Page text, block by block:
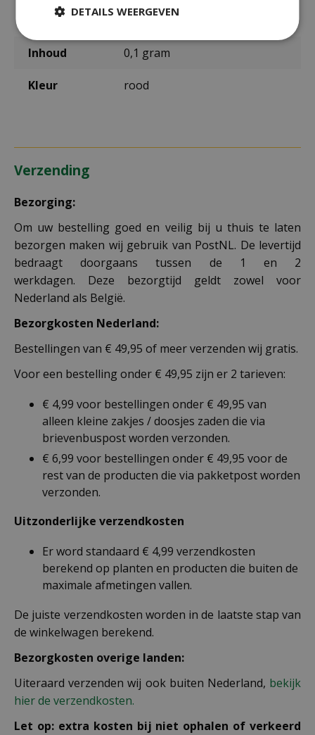
Kiemduur in
dagen
ca. 20 dagen
Inhoud 0,1 gram
Kleur rood
Verzending
Bezorging:
Om uw bestelling goed en veilig bij u thuis te laten
bezorgen maken wij gebruik van PostNL. De levertijd
bedraagt doorgaans tussen de 1 en 2
werkdagen. Deze bezorgtijd geldt zowel voor
Nederland als België.
Bezorgkosten Nederland:
Bestellingen van € 49,95 of meer verzenden wij gratis.
Voor een bestelling onder € 49,95 zijn er 2 tarieven:
€ 4,99 voor bestellingen onder € 49,95 van
alleen kleine zakjes / doosjes zaden die via
brievenbuspost worden verzonden.
€ 6,99 voor bestellingen onder € 49,95 voor de
rest van de producten die via pakketpost worden
verzonden.
Uitzonderlijke verzendkosten
Er word standaard € 4,99 verzendkosten
berekend op planten en producten die buiten de
maximale afmetingen vallen.
De juiste verzendkosten worden in de laatste stap van
de winkelwagen berekend.
Bezorgkosten overige landen:
Uiteraard verzenden wij ook buiten Nederland, bekijk
hier de verzendkosten.
Let op: extra kosten bij niet ophalen of verkeerd
DETAILS WEERGEVEN